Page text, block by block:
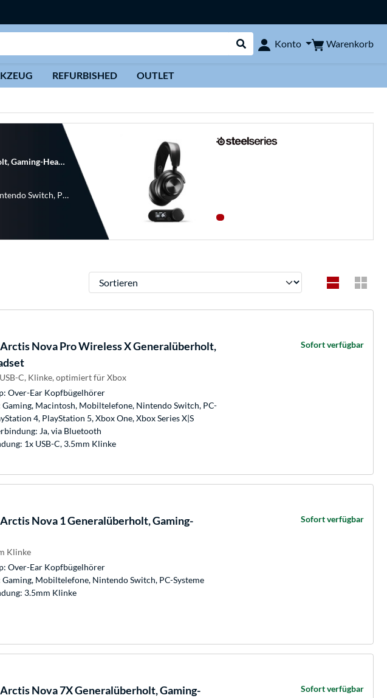
Suche durchführen
Konto Warenkorb
REFURBISHED OUTLET
SteelSeries Arctis Nova Pro Wireless X Generalüberholt, Gaming-Headset
Geeignet für: Gaming, Macintosh, Mobiltelefone, Nintendo Switch, PC-Systeme, PlayStation 4, PlayStation 5, Xbox One, Xbox Series X|S
Sortieren
Nova Pro Wireless X Generalüberholt,
C, Klinke, optimiert für Xbox
Over-Ear Kopfbügelhörer
Gaming, Macintosh, Mobiltelefone, Nintendo Switch, PC-
4, PlayStation 5, Xbox One, Xbox Series X|S
Ja, via Bluetooth
1x USB-C, 3.5mm Klinke
Sofort verfügbar
Nova 1 Generalüberholt, Gaming-
Klinke
Over-Ear Kopfbügelhörer
Mobiltelefone, Nintendo Switch, PC-Systeme
3.5mm Klinke
Sofort verfügbar
Nova 7X Generalüberholt, Gaming-
Sofort verfügbar